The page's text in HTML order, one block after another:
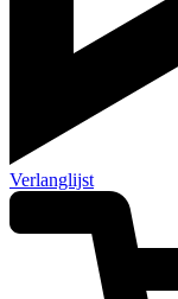
Verlanglijst